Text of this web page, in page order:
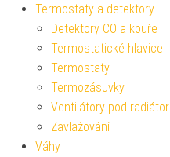
Termostaty a detektory
Detektory CO a kouře
Termostatické hlavice
Termostaty
Termozásuvky
Ventilátory pod radiátor
Zavlažování
Váhy